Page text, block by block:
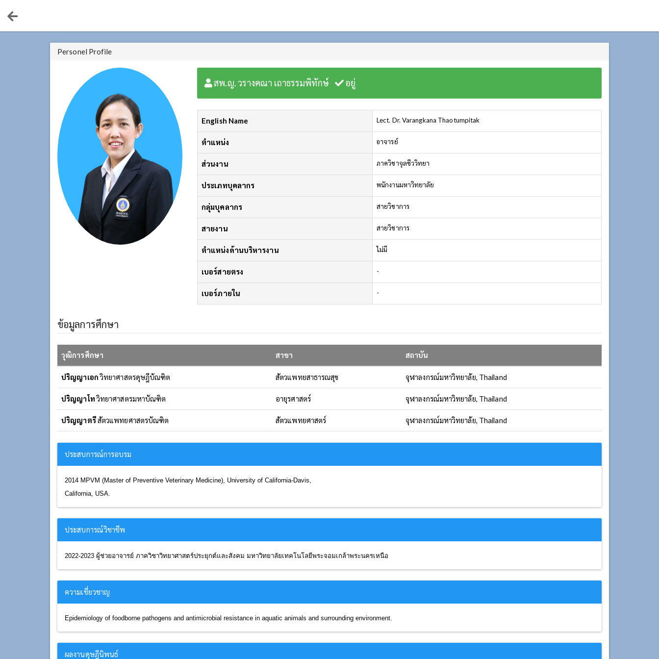
Personel Profile
สพ.ญ. วรางคณา เถาธรรมพิทักษ์ อยู่
English Name Lect. Dr. Varangkana Thaotumpitak
ตำแหน่ง อาจารย์
ส่วนงาน ภาควิชาจุลชีววิทยา
ประเภทบุคลากร พนักงานมหาวิทยาลัย
กลุ่มบุคลากร สายวิชาการ
สายงาน สายวิชาการ
ตำแหน่งด้านบริหารงาน ไม่มี
เบอร์สายตรง -
เบอร์ภายใน -
ข้อมูลการศึกษา
วุฒิการศึกษา สาขา สถาบัน
ปริญญาเอกวิทยาศาสตรดุษฎีบัณฑิต สัตวแพทยสาธารณสุข จุฬาลงกรณ์มหาวิทยาลัย, Thailand
ปริญญาโทวิทยาศาสตรมหาบัณฑิต อายุรศาสตร์ จุฬาลงกรณ์มหาวิทยาลัย, Thailand
ปริญญาตรีสัตวแพทยศาสตรบัณฑิต สัตวแพทยศาสตร์ จุฬาลงกรณ์มหาวิทยาลัย, Thailand
ประสบการณ์การอบรม
2014 MPVM (Master of Preventive Veterinary Medicine), University of California-Davis,
California, USA.
ประสบการณ์วิชาชีพ
2022-2023 ผู้ช่วยอาจารย์ ภาควิชาวิทยาศาสตร์ประยุกต์และสังคม มหาวิทยาลัยเทคโนโลยีพระจอมเกล้าพระนครเหนือ
ความเชี่ยวชาญ
Epidemiology of foodborne pathogens and antimicrobial resistance in aquatic animals and surrounding environment.
ผลงานดุษฎีนิพนธ์